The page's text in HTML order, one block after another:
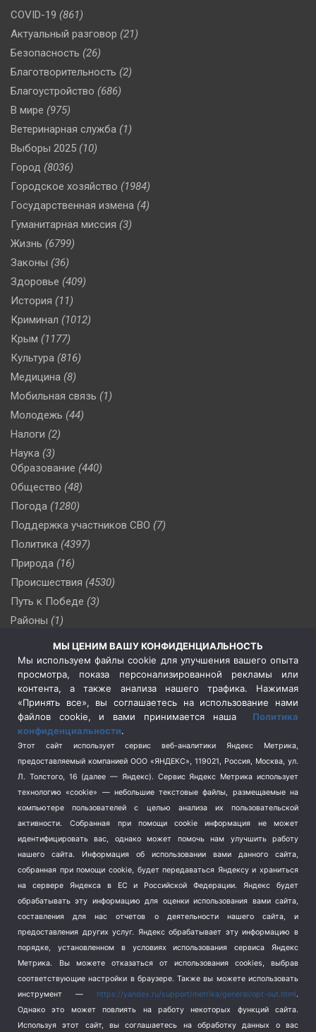
COVID-19 (861)
Актуальный разговор (21)
Безопасность (26)
Благотворительность (2)
Благоустройство (686)
В мире (975)
Ветеринарная служба (1)
Выборы 2025 (10)
Город (8036)
Городское хозяйство (1984)
Государственная измена (4)
Гуманитарная миссия (3)
Жизнь (6799)
Законы (36)
Здоровье (409)
История (11)
Криминал (1012)
Крым (1177)
Культура (816)
Медицина (8)
Мобильная связь (1)
Молодежь (44)
Налоги (2)
Наука (3)
Образование (440)
Общество (48)
Погода (1280)
Поддержка участников СВО (7)
Политика (4397)
Природа (16)
Происшествия (4530)
Путь к Победе (3)
Районы (1)
(510)
Сельское хозяйство (3)
Социальная политика
(3)
Спецоперация в Украине
Спецоперация на Украине
(404)
Спорт (740)
Терроризм (1)
Транспорт (262)
Туризм (178)
Флот (76)
Школа и спорт (2)
Экология (8)
Экономика (1172)
МЫ ЦЕНИМ ВАШУ КОНФИДЕНЦИАЛЬНОСТЬ
Мы используем файлы cookie для улучшения вашего опыта
просмотра, показа персонализированной рекламы или
контента, а также анализа нашего трафика. Нажимая
«Принять все», вы соглашаетесь на использование нами
файлов cookie, и вами принимается наша Политика
конфиденциальности.
Этот сайт использует сервис веб-аналитики Яндекс Метрика,
предоставляемый компанией ООО «ЯНДЕКС», 119021, Россия, Москва, ул.
Л. Толстого, 16 (далее — Яндекс). Сервис Яндекс Метрика использует
технологию «cookie» — небольшие текстовые файлы, размещаемые на
компьютере пользователей с целью анализа их пользовательской
активности.
Собранная при помощи cookie информация не может
идентифицировать вас, однако может помочь нам улучшить работу
нашего сайта. Информация об использовании вами данного сайта,
собранная при помощи cookie, будет передаваться Яндексу и храниться
на сервере Яндекса в ЕС и Российской Федерации. Яндекс будет
обрабатывать эту информацию для оценки использования вами сайта,
составления для нас отчетов о деятельности нашего сайта, и
предоставления других услуг. Яндекс обрабатывает эту информацию в
порядке, установленном в условиях использования сервиса Яндекс
Метрика.
Вы можете отказаться от использования cookies, выбрав
соответствующие настройки в браузере. Также вы можете использовать
инструмент — https://yandex.ru/support/metrika/general/opt-out.html.
Однако это может повлиять на работу некоторых функций сайта.
Используя этот сайт, вы соглашаетесь на обработку данных о вас